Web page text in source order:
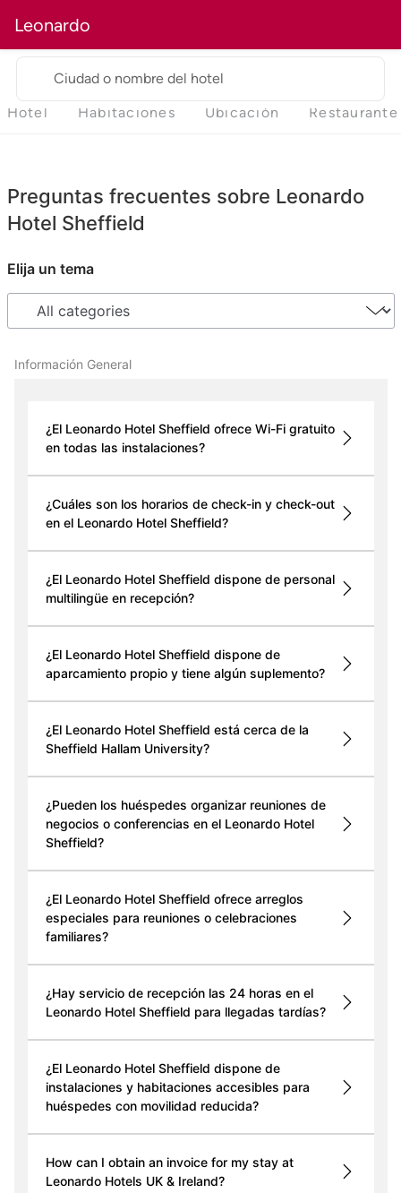
Leonardo
Ciudad o nombre del hotel
Hotel Habitaciones Ubicación Restaurante
Preguntas frecuentes sobre Leonardo
Hotel Sheffield
Elija un tema
Información General
¿El Leonardo Hotel Sheffield ofrece Wi-Fi gratuito
en todas las instalaciones?
¿Cuáles son los horarios de check-in y check-out
en el Leonardo Hotel Sheffield?
¿El Leonardo Hotel Sheffield dispone de personal
multilingüe en recepción?
¿El Leonardo Hotel Sheffield dispone de
aparcamiento propio y tiene algún suplemento?
¿El Leonardo Hotel Sheffield está cerca de la
Sheffield Hallam University?
¿Pueden los huéspedes organizar reuniones de
negocios o conferencias en el Leonardo Hotel
Sheffield?
¿El Leonardo Hotel Sheffield ofrece arreglos
especiales para reuniones o celebraciones
familiares?
¿Hay servicio de recepción las 24 horas en el
Leonardo Hotel Sheffield para llegadas tardías?
¿El Leonardo Hotel Sheffield dispone de
instalaciones y habitaciones accesibles para
huéspedes con movilidad reducida?
How can I obtain an invoice for my stay at
Leonardo Hotels UK & Ireland?